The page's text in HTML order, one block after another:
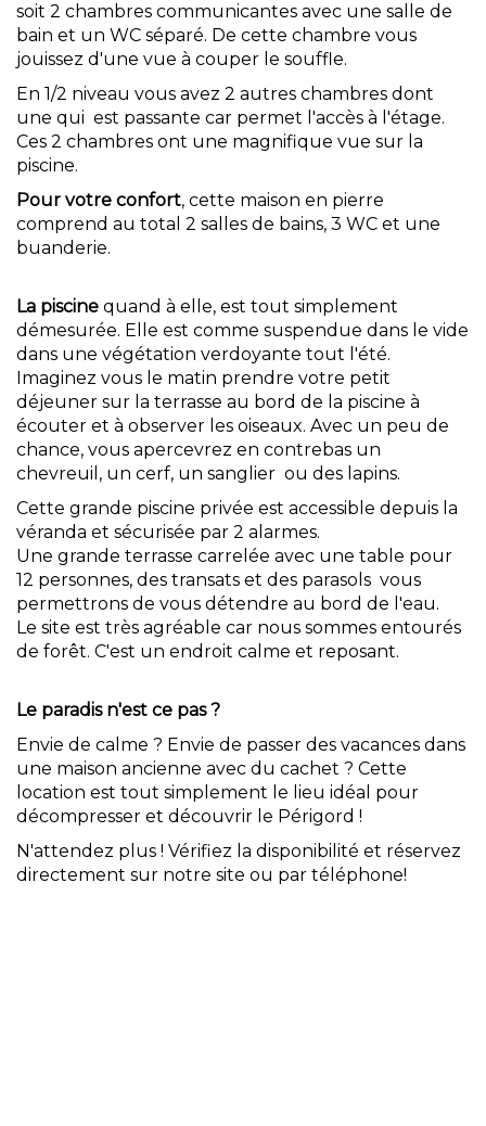
soit 2 chambres communicantes avec une salle de
bain et un WC séparé. De cette chambre vous
jouissez d'une vue à couper le souffle.
En 1/2 niveau vous avez 2 autres chambres dont
une qui est passante car permet l'accès à l'étage.
Ces 2 chambres ont une magnifique vue sur la
piscine.
Pour votre confort, cette maison en pierre
comprend au total 2 salles de bains, 3 WC et une
buanderie.
La piscine quand à elle, est tout simplement
démesurée. Elle est comme suspendue dans le vide
dans une végétation verdoyante tout l'été.
Imaginez vous le matin prendre votre petit
déjeuner sur la terrasse au bord de la piscine à
écouter et à observer les oiseaux. Avec un peu de
chance, vous apercevrez en contrebas un
chevreuil, un cerf, un sanglier ou des lapins.
Cette grande piscine privée est accessible depuis la
véranda et sécurisée par 2 alarmes.
Une grande terrasse carrelée avec une table pour
12 personnes, des transats et des parasols vous
permettrons de vous détendre au bord de l'eau.
Le site est très agréable car nous sommes entourés
de forêt. C'est un endroit calme et reposant.
Le paradis n'est ce pas ?
Envie de calme ? Envie de passer des vacances dans
une maison ancienne avec du cachet ? Cette
location est tout simplement le lieu idéal pour
décompresser et découvrir le Périgord !
N'attendez plus ! Vérifiez la disponibilité et réservez
directement sur notre site ou par téléphone!